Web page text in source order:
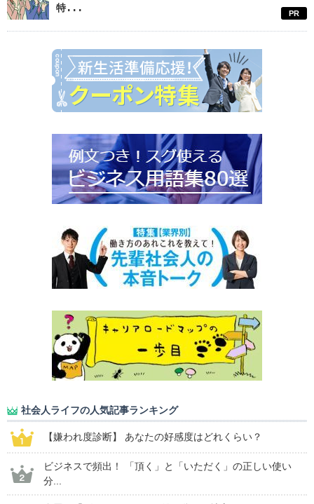
特...
PR
社会人ライフの人気記事ランキング
【嫌われ度診断】 あなたの好感度はどれくらい？
ビジネスで頻出！ 「頂く」と「いただく」の正しい使い
分...